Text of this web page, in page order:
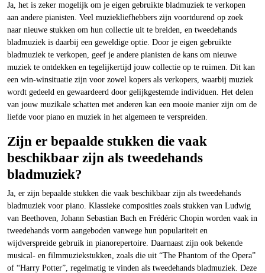
Ja, het is zeker mogelijk om je eigen gebruikte bladmuziek te verkopen
aan andere pianisten. Veel muziekliefhebbers zijn voortdurend op zoek
naar nieuwe stukken om hun collectie uit te breiden, en tweedehands
bladmuziek is daarbij een geweldige optie. Door je eigen gebruikte
bladmuziek te verkopen, geef je andere pianisten de kans om nieuwe
muziek te ontdekken en tegelijkertijd jouw collectie op te ruimen. Dit kan
een win-winsituatie zijn voor zowel kopers als verkopers, waarbij muziek
wordt gedeeld en gewaardeerd door gelijkgestemde individuen. Het delen
van jouw muzikale schatten met anderen kan een mooie manier zijn om de
liefde voor piano en muziek in het algemeen te verspreiden.
Zijn er bepaalde stukken die vaak
beschikbaar zijn als tweedehands
bladmuziek?
Ja, er zijn bepaalde stukken die vaak beschikbaar zijn als tweedehands
bladmuziek voor piano. Klassieke composities zoals stukken van Ludwig
van Beethoven, Johann Sebastian Bach en Frédéric Chopin worden vaak in
tweedehands vorm aangeboden vanwege hun populariteit en
wijdverspreide gebruik in pianorepertoire. Daarnaast zijn ook bekende
musical- en filmmuziekstukken, zoals die uit “The Phantom of the Opera”
of “Harry Potter”, regelmatig te vinden als tweedehands bladmuziek. Deze